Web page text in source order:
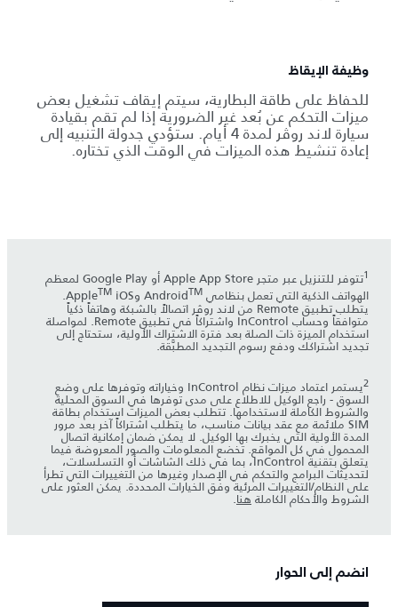
وظيفة الإيقاظ
للحفاظ على طاقة البطارية، سيتم إيقاف تشغيل بعض
ميزات التحكم عن بُعد غير الضرورية إذا لم تقم بقيادة
سيارة لاند روڤر لمدة 4 أيام. ستؤدي جدولة التنبيه إلى
إعادة تنشيط هذه الميزات في الوقت الذي تختاره.
1
تتوفر للتنزيل عبر متجر Apple App Store أو Google Play لمعظم
الهواتف الذكية التي تعمل بنظامي Android TM وApple TM
iOS.
يتطلب تطبيق Remote من لاند روڤر اتصالاً بالشبكة وهاتفاً ذكياً
متوافقاً وحساب InControl واشتراكاً في تطبيق Remote. لمواصلة
استخدام الميزة ذات الصلة بعد فترة الاشتراك الأولية، ستحتاج إلى
تجديد اشتراكك ودفع رسوم التجديد المطبَّقة.
2 يستمر اعتماد ميزات نظام InControl وخياراته وتوفرها على وضع
السوق - راجع الوكيل للاطلاع على مدى توفرها في السوق المحلية
والشروط الكاملة لاستخدامها. تتطلب بعض الميزات استخدام بطاقة
SIM ملائمة مع عقد بيانات مناسب، ما يتطلب اشتراكاً آخر بعد مرور
المدة الأولية التي يخبرك بها الوكيل. لا يمكن ضمان إمكانية اتصال
المحمول في كل المواقع. تخضع المعلومات والصور المعروضة فيما
يتعلق بتقنية InControl، بما في ذلك الشاشات أو التسلسلات،
لتحديثات البرامج والتحكم في الإصدار وغيرها من التغييرات التي تطرأ
على النظام/التغييرات المرئية وفق الخيارات المحددة. يمكن العثور على
الشروط والأحكام الكاملة هنا.
انضم إلى الحوار